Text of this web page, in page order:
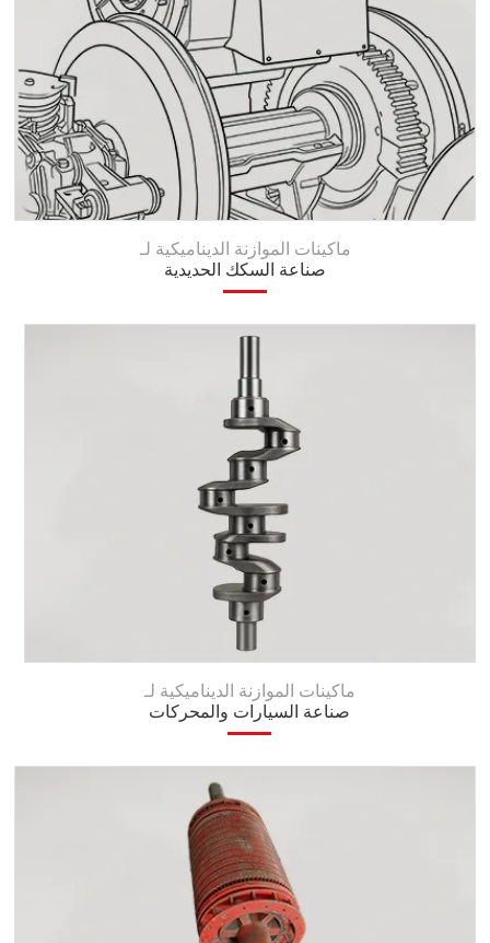
ماكينات الموازنة الديناميكية لـ
صناعة السكك الحديدية
ماكينات الموازنة الديناميكية لـ
صناعة السيارات والمحركات